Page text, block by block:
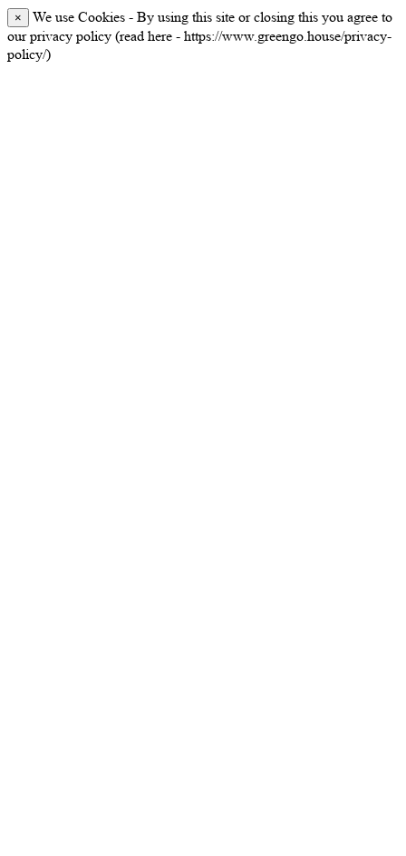
×
We use Cookies - By using this site or closing this you agree to
our privacy policy (read here - https://www.greengo.house/privacy-
policy/)